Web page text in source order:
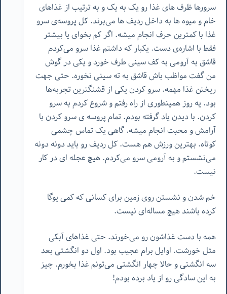
سرورها ظرف های غذا رو یک به یک و به ترتیب از غذاهای
خام و میوه ها به داخل ردیف ها می‌برند. کل پروسه‌ی سرو
غذا با کمترین حرف انجام میشه. اگر کم بخوای یا بیشتر
فقط با اشاره‌ی دست. یکبار که داشتم غذا سرو می‌کردم
قاشق به آرومی به کف سینی طرف خورد و یکی در گوش
من گفت مواظب باش قاشق به ته سینی نخوره. حتی جهت
ریختن غذا مهمه. سرو کردن یکی از قشنگترین تجربه‌ها
بود. یه روز همینطوری از راه رفتم و شروع کردم به سرو
کردن. با دیدن یاد گرفته بودم. تمام پروسه ی سرو کردن با
آرامش و محبت انجام میشه. گاهی یک تماس چشمی
کوتاه. بهترین ورزش هم هست. کل ردیف رو باید دونه دونه
می‌نشستم و به آرومی سرو می‌کردم. هیچ عجله ای در کار
نیست.
خم شدن و نشستن روی زمین برای کسانی که کمی یوگا
کرده باشند هیچ مساله‌ای نیست.
همه با دست غذاشون رو می‌خورند. حتی غذاهای آبکی
مثل خورشت. اوایل برام عجیب بود. اول دو انگشتی بعد
سه انگشتی و حالا چهار انگشتی می‌تونم غذا بخورم. چیز
به این سادگی رو از یاد برده بودم!